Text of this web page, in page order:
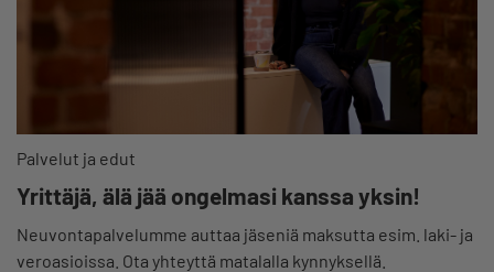
Palvelut ja edut
Yrittäjä, älä jää ongelmasi kanssa yksin!
Neuvontapalvelumme auttaa jäseniä maksutta esim. laki- ja
veroasioissa. Ota yhteyttä matalalla kynnyksellä.